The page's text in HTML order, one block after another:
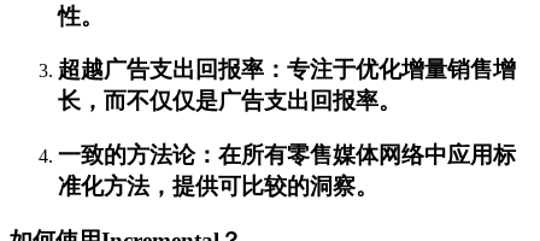
性。
超越广告支出回报率：专注于优化增量销售增
长，而不仅仅是广告支出回报率。
一致的方法论：在所有零售媒体网络中应用标
准化方法，提供可比较的洞察。